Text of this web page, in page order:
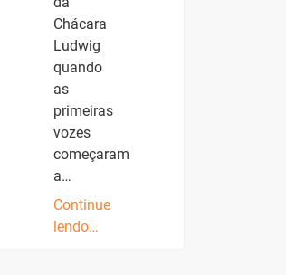
Chácara
Ludwig
quando
as
primeiras
vozes
começaram
a…
Continue
lendo…